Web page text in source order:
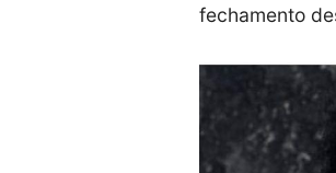
fechamento